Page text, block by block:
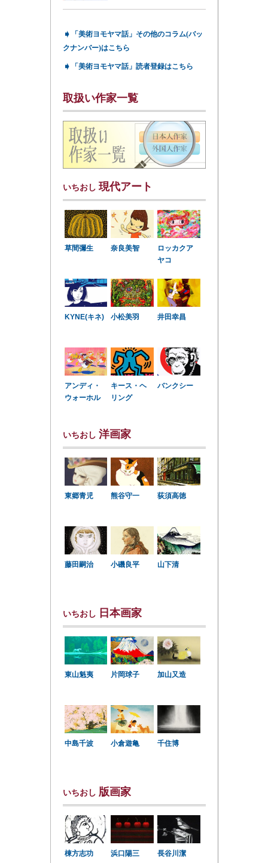
➧
「美術ヨモヤマ話」その他のコラム(バッ
クナンバー)はこちら
➧ 「美術ヨモヤマ話」読者登録はこちら
取扱い作家一覧
いちおし 現代アート
草間彌生 奈良美智
ロッカクア
ヤコ
KYNE(キネ) 小松美羽 井田幸昌
アンディ・
ウォーホル
キース・ヘ
リング
バンクシー
いちおし 洋画家
東郷青児 熊谷守一 荻須高徳
藤田嗣治 小磯良平 山下清
いちおし 日本画家
東山魁夷 片岡球子 加山又造
中島千波 小倉遊亀 千住博
いちおし 版画家
棟方志功 浜口陽三 長谷川潔